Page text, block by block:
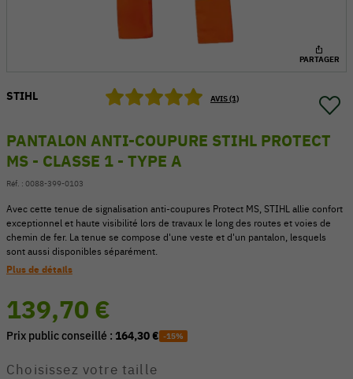
V
PARTAGER
STIHL AVIS (1)
PANTALON ANTI-COUPURE STIHL PROTECT
MS - CLASSE 1 - TYPE A
Réf. : 0088-399-0103
Avec cette tenue de signalisation anti-coupures Protect MS, STIHL allie confort
exceptionnel et haute visibilité lors de travaux le long des routes et voies de
chemin de fer. La tenue se compose d'une veste et d'un pantalon, lesquels
sont aussi disponibles séparément.
Plus de détails
139,70 €
Prix public conseillé : 164,30 € -15%
Choisissez votre taille